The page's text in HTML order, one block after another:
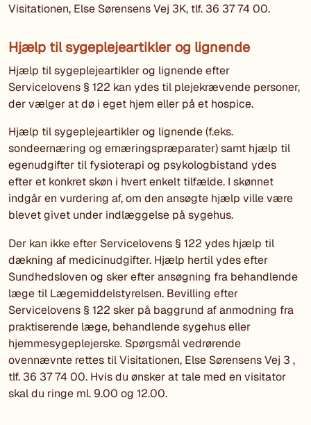
Visitationen, Else Sørensens Vej 3K, tlf. 36 37 74 00.
Hjælp til sygeplejeartikler og lignende
Hjælp til sygeplejeartikler og lignende efter
Servicelovens § 122 kan ydes til plejekrævende personer,
der vælger at dø i eget hjem eller på et hospice.
Hjælp til sygeplejeartikler og lignende (f.eks.
sondeernæring og ernæringspræparater) samt hjælp til
egenudgifter til fysioterapi og psykologbistand ydes
efter et konkret skøn i hvert enkelt tilfælde. I skønnet
indgår en vurdering af, om den ansøgte hjælp ville være
blevet givet under indlæggelse på sygehus.
Der kan ikke efter Servicelovens § 122 ydes hjælp til
dækning af medicinudgifter. Hjælp hertil ydes efter
Sundhedsloven og sker efter ansøgning fra behandlende
læge til Lægemiddelstyrelsen. Bevilling efter
Servicelovens § 122 sker på baggrund af anmodning fra
praktiserende læge, behandlende sygehus eller
hjemmesygeplejerske. Spørgsmål vedrørende
ovennævnte rettes til Visitationen, Else Sørensens Vej 3 ,
tlf. 36 37 74 00. Hvis du ønsker at tale med en visitator
skal du ringe ml. 9.00 og 12.00.